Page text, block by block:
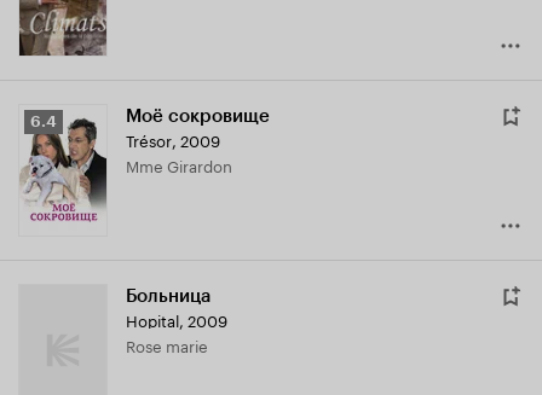
Рейтинг
Кинопоиска
6.4
6.4 Моё сокровище
Trésor, 2009
Mme Girardon
Больница
Hopital, 2009
Rose marie